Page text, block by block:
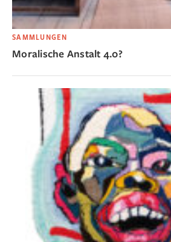
SAMMLUNGEN
Moralische Anstalt 4.0?